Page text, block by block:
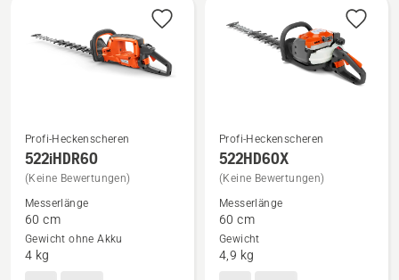
Mehr
Details
zu
522iHDR60
anzeigen
Profi-Heckenscheren
522iHDR60
(Keine Bewertungen)
Messerlänge
60 cm
Gewicht ohne Akku
4 kg
Mehr
Details
zu
522HD60X
anzeigen
Profi-Heckenscheren
522HD60X
(Keine Bewertungen)
Messerlänge
60 cm
Gewicht
4,9 kg